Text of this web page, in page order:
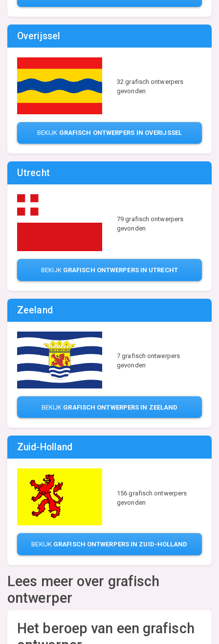
Overijssel
32 grafisch ontwerpers
gevonden
BEKIJK GRAFISCH ONTWERPERS IN OVERIJSSEL
Utrecht
79 grafisch ontwerpers
gevonden
BEKIJK GRAFISCH ONTWERPERS IN UTRECHT
Zeeland
7 grafisch ontwerpers
gevonden
BEKIJK GRAFISCH ONTWERPERS IN ZEELAND
Zuid-Holland
156 grafisch ontwerpers
gevonden
BEKIJK GRAFISCH ONTWERPERS IN ZUID-HOLLAND
Lees meer over grafisch
ontwerper
Het beroep van een grafisch